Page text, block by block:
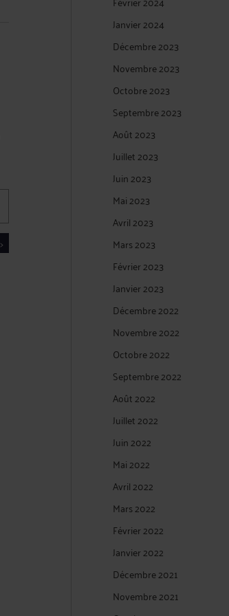
>
Janvier 2024
Décembre 2023
Novembre 2023
Octobre 2023
Septembre 2023
Août 2023
Juillet 2023
Juin 2023
Mai 2023
Avril 2023
Mars 2023
Février 2023
Janvier 2023
Décembre 2022
Novembre 2022
Octobre 2022
Septembre 2022
Août 2022
Juillet 2022
Juin 2022
Mai 2022
Avril 2022
Mars 2022
Février 2022
Janvier 2022
Décembre 2021
Novembre 2021